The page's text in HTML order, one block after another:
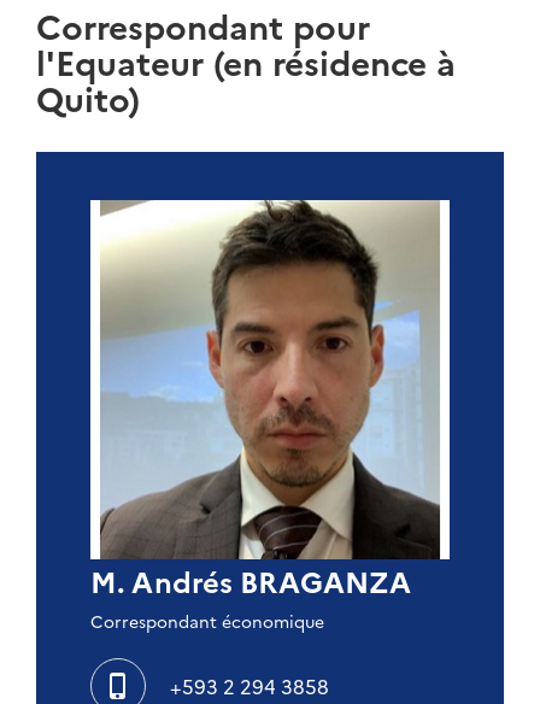
Correspondant pour
l'Equateur (en résidence à
Quito)
M. Andrés BRAGANZA
Correspondant économique
phone_iphone +593 2 294 3858